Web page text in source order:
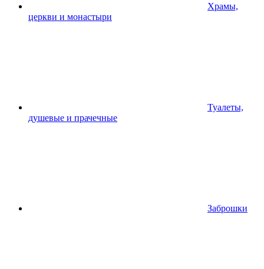
Храмы,
церкви и монастыри
Туалеты,
душевые и прачечные
Заброшки